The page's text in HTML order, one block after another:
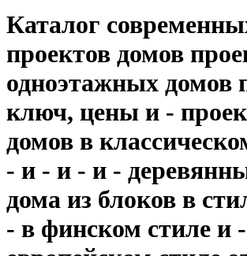
Каталог
проектов домов
одноэтажных домов
ключ, цены и -
домов в
- и - и - и -
дома из блоков в
- в финском стиле и